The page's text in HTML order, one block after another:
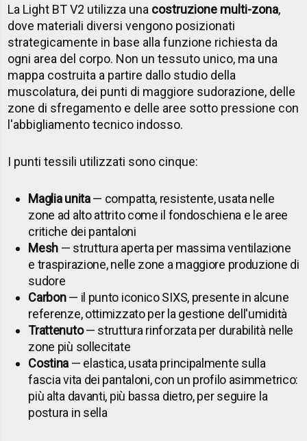
La Light BT V2 utilizza una costruzione multi-zona,
dove materiali diversi vengono posizionati
strategicamente in base alla funzione richiesta da
ogni area del corpo. Non un tessuto unico, ma una
mappa costruita a partire dallo studio della
muscolatura, dei punti di maggiore sudorazione, delle
zone di sfregamento e delle aree sotto pressione con
l'abbigliamento tecnico indosso.
I punti tessili utilizzati sono cinque:
Maglia unita— compatta, resistente, usata nelle
zone ad alto attrito come il fondoschiena e le aree
critiche dei pantaloni
Mesh — struttura aperta per massima ventilazione
e traspirazione, nelle zone a maggiore produzione di
sudore
Carbon— il punto iconico SIXS, presente in alcune
referenze, ottimizzato per la gestione dell'umidità
Trattenuto— struttura rinforzata per durabilità nelle
zone più sollecitate
Costina — elastica, usata principalmente sulla
fascia vita dei pantaloni, con un profilo asimmetrico:
più alta davanti, più bassa dietro, per seguire la
postura in sella